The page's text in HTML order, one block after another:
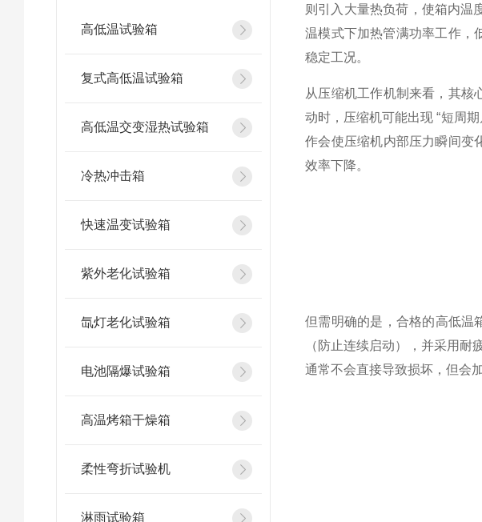
高低温试验箱
复式高低温试验箱
高低温交变湿热试验箱
冷热冲击箱
快速温变试验箱
紫外老化试验箱
氙灯老化试验箱
电池隔爆试验箱
高温烤箱干燥箱
柔性弯折试验机
淋雨试验箱
则引入大量热负荷，使箱内温
温模式下加热管满功率工作，
稳定工况。
从压缩机工作机制来看，其核
动时，压缩机可能出现 “短周
作会使压缩机内部压力瞬间变
效率下降。
但需明确的是，合格的高低温
（防止连续启动），并采用
通常不会直接导致损坏，但会